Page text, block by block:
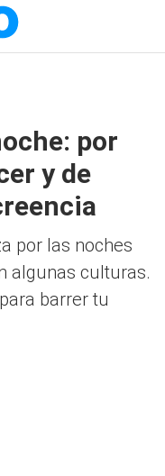
por
y de
por las noches
algunas culturas.
barrer tu